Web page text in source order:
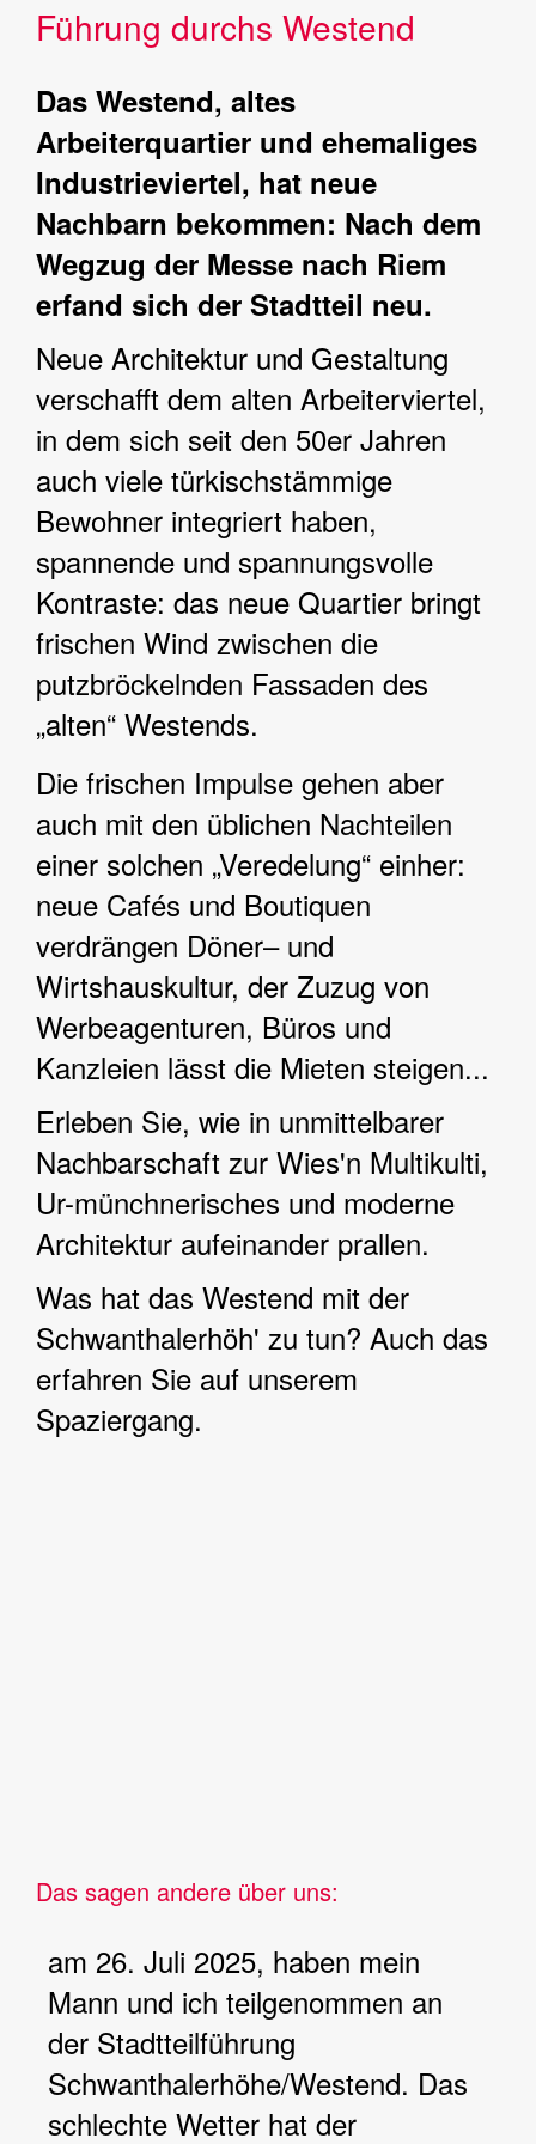
Führung durchs Westend
Das Westend, altes
Arbeiterquartier und ehemaliges
Industrieviertel, hat neue
Nachbarn bekommen: Nach dem
Wegzug der Messe nach Riem
erfand sich der Stadtteil neu.
Neue Architektur und Gestaltung
verschafft dem alten Arbeiterviertel,
in dem sich seit den 50er Jahren
auch viele türkischstämmige
Bewohner integriert haben,
spannende und spannungsvolle
Kontraste: das neue Quartier bringt
frischen Wind zwischen die
putzbröckelnden Fassaden des
„alten“ Westends.
Die frischen Impulse gehen aber
auch mit den üblichen Nachteilen
einer solchen „Veredelung“ einher:
neue Cafés und Boutiquen
verdrängen Döner– und
Wirtshauskultur, der Zuzug von
Werbeagenturen, Büros und
Kanzleien lässt die Mieten steigen...
Erleben Sie, wie in unmittelbarer
Nachbarschaft zur Wies'n Multikulti,
Ur-münchnerisches und moderne
Architektur aufeinander prallen.
Was hat das Westend mit der
Schwanthalerhöh' zu tun? Auch das
erfahren Sie auf unserem
Spaziergang.
Das sagen andere über uns:
am 26. Juli 2025, haben mein
Mann und ich teilgenommen an
der Stadtteilführung
Schwanthalerhöhe/Westend. Das
schlechte Wetter hat der